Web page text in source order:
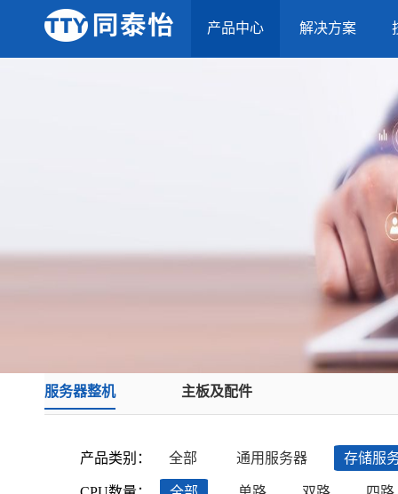
产品中心 解决方案
服务器整机 主板及配件
产品类别： 全部 通用服务器 存储服